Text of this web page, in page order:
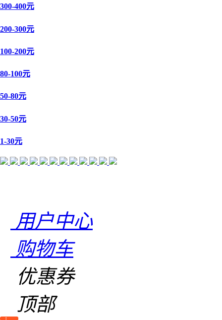
300-400元
200-300元
100-200元
80-100元
50-80元
30-50元
1-30元
用户中心
购物车
优惠券
顶部